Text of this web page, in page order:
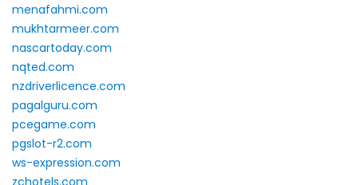
menafahmi.com
mukhtarmeer.com
nascartoday.com
nqted.com
nzdriverlicence.com
pagalguru.com
pcegame.com
pgslot-r2.com
ws-expression.com
zchotels.com